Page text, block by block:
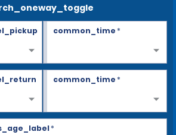
common_time*
common_time*
*